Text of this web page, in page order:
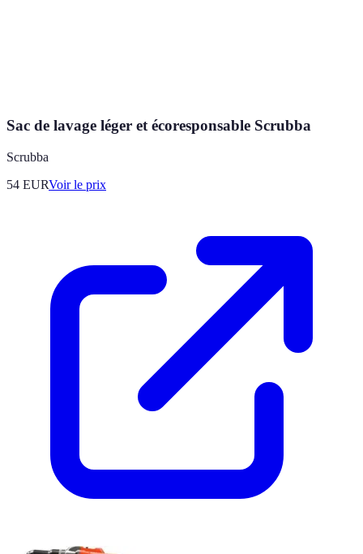
Sac de lavage léger et écoresponsable Scrubba
Scrubba
54 EURVoir le prix